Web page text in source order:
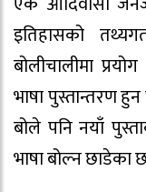
इतिहासको
बोलीचालीमा
भाषा पुस्तान्तरण
बोले पनि नयाँ
भाषा बोल्न छाडेका